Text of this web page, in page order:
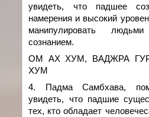
увидеть, что падшее
намерения и высокий
манипулировать
сознанием.
ОМ АХ ХУМ, ВАДЖРА
ХУМ
4. Падма Самбхава,
увидеть, что падшие
тех, кто обладает